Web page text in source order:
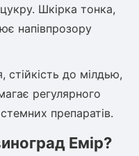
Шкірка тонка,
напівпрозору
стійкість до мілдью,
регулярного
препаратів.
Емір?